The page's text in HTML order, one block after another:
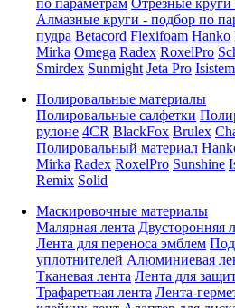
по параметрам Отрезные
Алмазные круги - подбор по
пудра Betacord Flexifoam Hanko
Mirka Omega Radex RoxelPro
Smirdex Sunmight Jeta Pro Isistem
Полировальные материалы
Полировальные салфетки
рулоне 4CR BlackFox Brulex
Полировальный материал
Mirka Radex RoxelPro Sunshine
Remix Solid
Маскировочные материалы
Малярная лента Двусторонняя
Лента для переноса эмблем
уплотнителей Алюминиевая
Тканевая лента Лента для
Трафаретная лента Лента-